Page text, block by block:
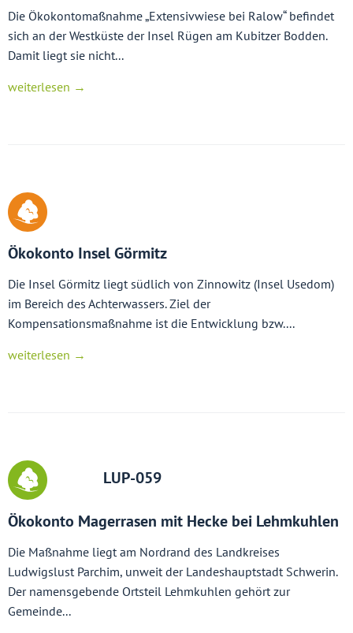
Die Ökokontomaßnahme „Extensivwiese bei Ralow“ befindet
sich an der Westküste der Insel Rügen am Kubitzer Bodden.
Damit liegt sie nicht...
weiterlesen →
Ökokonto Insel Görmitz
Die Insel Görmitz liegt südlich von Zinnowitz (Insel Usedom)
im Bereich des Achterwassers. Ziel der
Kompensationsmaßnahme ist die Entwicklung bzw....
weiterlesen →
LUP-059
Ökokonto Magerrasen mit Hecke bei Lehmkuhlen
Die Maßnahme liegt am Nordrand des Landkreises
Ludwigslust Parchim, unweit der Landeshauptstadt Schwerin.
Der namensgebende Ortsteil Lehmkuhlen gehört zur
Gemeinde...